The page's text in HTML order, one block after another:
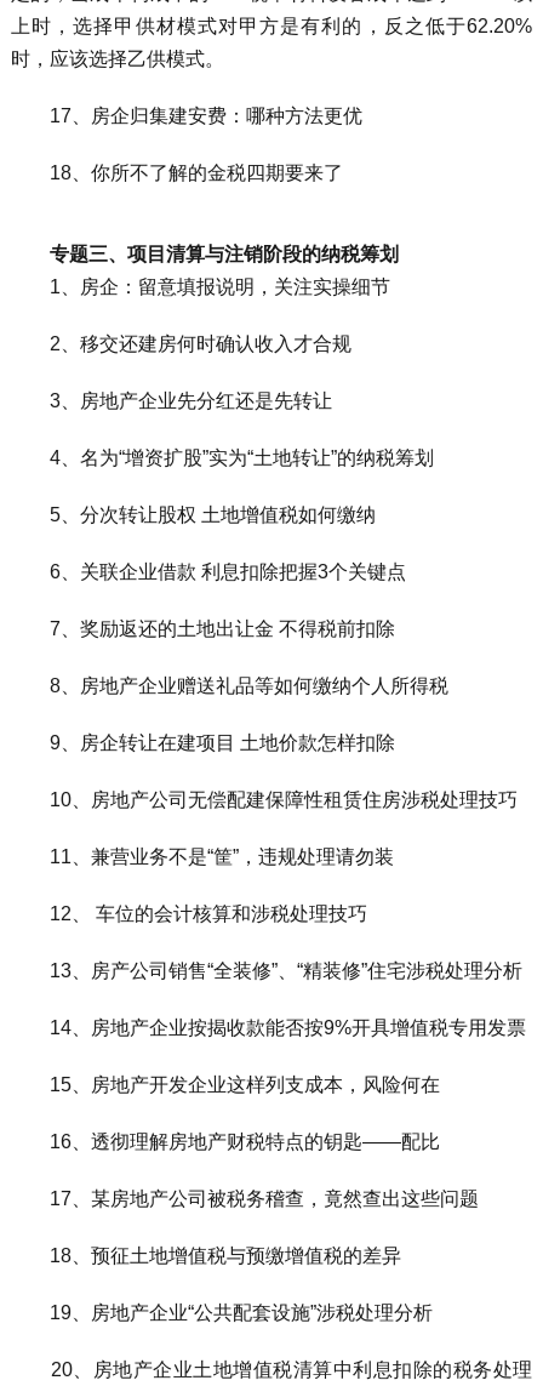
上时，选择甲供材模式对甲方是有利的，反之低于62.20%
时，应该选择乙供模式。
17、房企归集建安费：哪种方法更优
18、你所不了解的金税四期要来了
专题三、项目清算与注销阶段的纳税筹划
1、房企：留意填报说明，关注实操细节
2、移交还建房何时确认收入才合规
3、房地产企业先分红还是先转让
4、名为“增资扩股”实为“土地转让”的纳税筹划
5、分次转让股权 土地增值税如何缴纳
6、关联企业借款 利息扣除把握3个关键点
7、奖励返还的土地出让金 不得税前扣除
8、房地产企业赠送礼品等如何缴纳个人所得税
9、房企转让在建项目 土地价款怎样扣除
10、房地产公司无偿配建保障性租赁住房涉税处理技巧
11、兼营业务不是“筐”，违规处理请勿装
12、 车位的会计核算和涉税处理技巧
13、房产公司销售“全装修”、“精装修”住宅涉税处理分析
14、房地产企业按揭收款能否按9%开具增值税专用发票
15、房地产开发企业这样列支成本，风险何在
16、透彻理解房地产财税特点的钥匙——配比
17、某房地产公司被税务稽查，竟然查出这些问题
18、预征土地增值税与预缴增值税的差异
19、房地产企业“公共配套设施”涉税处理分析
20、房地产企业土地增值税清算中利息扣除的税务处理